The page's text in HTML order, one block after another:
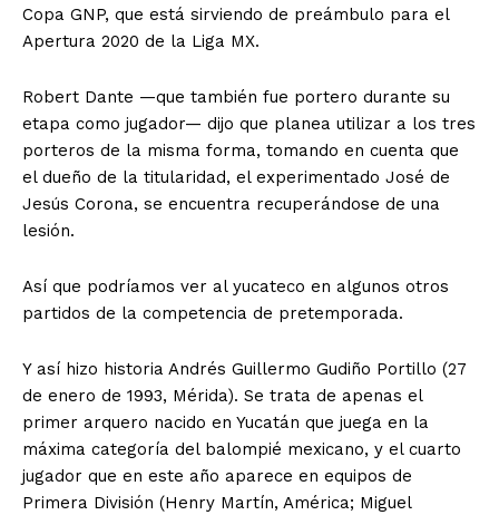
Copa GNP, que está sirviendo de preámbulo para el
Apertura 2020 de la Liga MX.
Robert Dante —que también fue portero durante su
etapa como jugador— dijo que planea utilizar a los tres
porteros de la misma forma, tomando en cuenta que
el dueño de la titularidad, el experimentado José de
Jesús Corona, se encuentra recuperándose de una
lesión.
Así que podríamos ver al yucateco en algunos otros
partidos de la competencia de pretemporada.
Y así hizo historia Andrés Guillermo Gudiño Portillo (27
de enero de 1993, Mérida). Se trata de apenas el
primer arquero nacido en Yucatán que juega en la
máxima categoría del balompié mexicano, y el cuarto
jugador que en este año aparece en equipos de
Primera División (Henry Martín, América; Miguel